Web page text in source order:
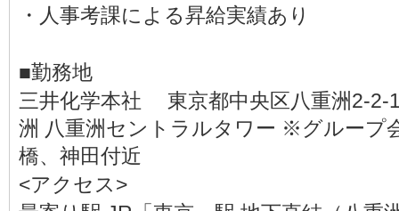
・人事考課による昇給実績あり
■勤務地
三井化学本社 東京都中央区八重洲2-2-
洲 八重洲セントラルタワー ※グループ
橋、神田付近
<アクセス>